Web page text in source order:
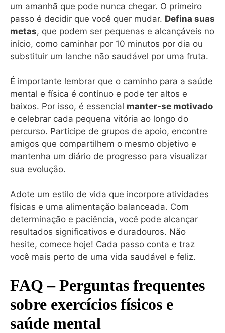
um amanhã que pode nunca chegar. O primeiro
passo é decidir que você quer mudar. Defina suas
metas, que podem ser pequenas e alcançáveis no
início, como caminhar por 10 minutos por dia ou
substituir um lanche não saudável por uma fruta.
É importante lembrar que o caminho para a saúde
mental e física é contínuo e pode ter altos e
baixos. Por isso, é essencial manter-se motivado
e celebrar cada pequena vitória ao longo do
percurso. Participe de grupos de apoio, encontre
amigos que compartilhem o mesmo objetivo e
mantenha um diário de progresso para visualizar
sua evolução.
Adote um estilo de vida que incorpore atividades
físicas e uma alimentação balanceada. Com
determinação e paciência, você pode alcançar
resultados significativos e duradouros. Não
hesite, comece hoje! Cada passo conta e traz
você mais perto de uma vida saudável e feliz.
FAQ – Perguntas frequentes
sobre exercícios físicos e
saúde mental